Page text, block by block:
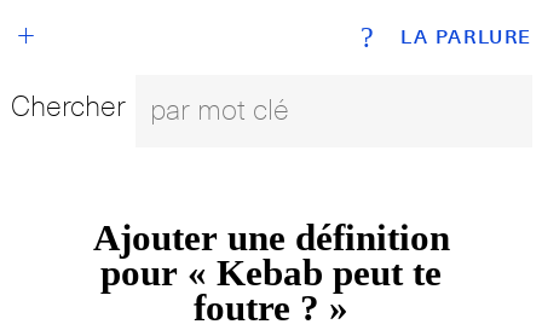
LA PARLURE
+ ?
Chercher
Ajouter une définition
pour « Kebab peut te
foutre ? »